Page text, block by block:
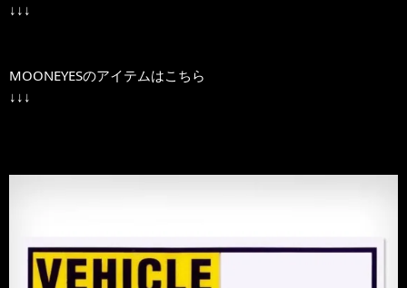
↓↓↓
MOONEYESのアイテムはこちら
↓↓↓